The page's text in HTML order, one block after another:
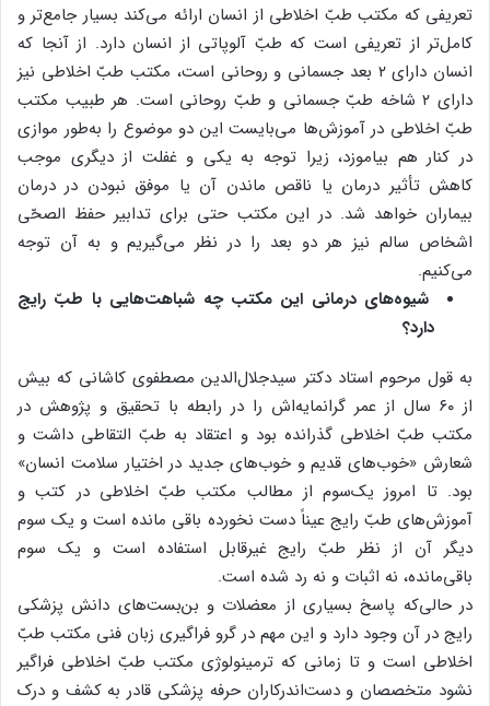
تعریفی که مکتب طبّ اخلاطی از انسان ارائه می‌کند بسیار جامع‌تر و
کامل‌تر از تعریفی است که طبّ آلوپاتی از انسان دارد. از آنجا که
انسان دارای ۲ بعد جسمانی و روحانی است، مکتب طبّ اخلاطی نیز
دارای ۲ شاخه طبّ جسمانی و طبّ روحانی است. هر طبیب مکتب
طبّ اخلاطی در آموزش‌ها می‌بایست این دو موضوع را به‌طور موازی
در کنار هم بیاموزد، زیرا توجه به یکی و غفلت از دیگری موجب
کاهش تأثیر درمان یا ناقص ماندن آن یا موفق نبودن در درمان
بیماران خواهد شد. در این مکتب حتی برای تدابیر حفظ الصحّی
اشخاص سالم نیز هر دو بعد را در نظر می‌گیریم و به آن توجه
می‌کنیم.
شیوه‌های درمانی این مکتب چه شباهت‌هایی با طبّ رایج
دارد؟
به قول مرحوم استاد دکتر سید‌جلال‌الدین مصطفوی کاشانی که بیش
از ۶۰ سال از عمر گرانمایه‌اش را در رابطه با تحقیق و پژوهش در
مکتب طبّ اخلاطی گذرانده بود و اعتقاد به طبّ التقاطی داشت و
شعارش «خوب‌های قدیم و خوب‌های جدید در اختیار سلامت انسان»
بود. تا امروز یک‌سوم از مطالب مکتب طبّ اخلاطی در کتب و
آموزش‌های طبّ رایج عیناً دست نخورده باقی مانده است و یک ‌سوم
دیگر آن از نظر طبّ ‌رایج غیرقابل استفاده است و یک ‌سوم
باقی‌مانده، نه اثبات و نه رد شده است.
در حالی‌که پاسخ بسیاری از معضلات و بن‌بست‌های دانش پزشکی
رایج در آن وجود دارد و این مهم در گرو فراگیری زبان فنی مکتب طبّ
اخلاطی است و تا زمانی که ترمینولوژی مکتب طبّ اخلاطی فراگیر
نشود متخصصان و دست‌اندر‌کاران حرفه پزشکی قادر به کشف و درک